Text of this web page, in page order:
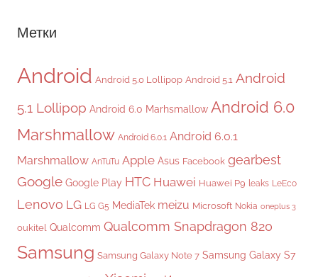
Метки
Android Android 5.0 Lollipop Android 5.1 Android
5.1 Lollipop Android 6.0 Marhsmallow Android 6.0
Marshmallow Android 6.0.1 Android 6.0.1
Marshmallow AnTuTu Apple Asus Facebook gearbest
Google Google Play HTC Huawei Huawei P9 leaks LeEco
Lenovo LG LG G5 MediaTek meizu Microsoft Nokia oneplus 3
oukitel Qualcomm Qualcomm Snapdragon 820
Samsung Samsung Galaxy Note 7 Samsung Galaxy S7